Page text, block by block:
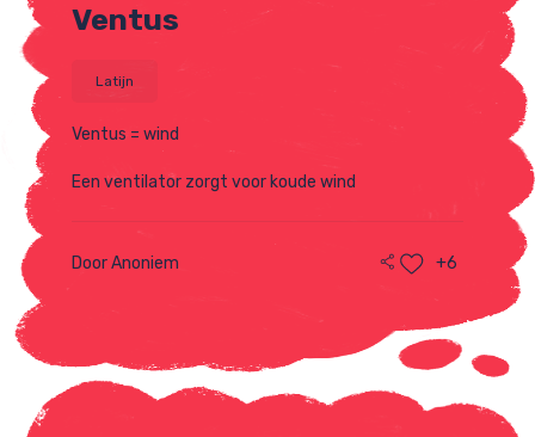
Ventus
Latijn
Ventus = wind
Een ventilator zorgt voor koude wind
Door Anoniem +6